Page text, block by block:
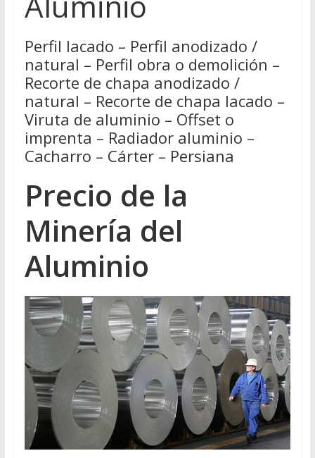
Perfil lacado – Perfil anodizado /
natural – Perfil obra o demolición –
Recorte de chapa anodizado /
natural – Recorte de chapa lacado –
Viruta de aluminio – Offset o
imprenta – Radiador aluminio –
Cacharro – Cárter – Persiana
Precio de la
Minería del
Aluminio